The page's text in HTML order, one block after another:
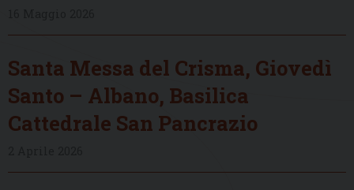
Santa Messa del Crisma, Giovedì
Santo – Albano, Basilica
Cattedrale San Pancrazio